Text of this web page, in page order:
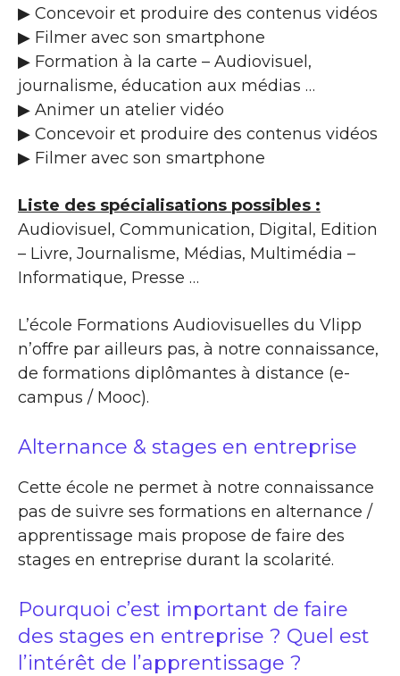
▶ Concevoir et produire des contenus vidéos
▶ Filmer avec son smartphone
▶ Formation à la carte – Audiovisuel,
journalisme, éducation aux médias …
▶ Animer un atelier vidéo
▶ Concevoir et produire des contenus vidéos
▶ Filmer avec son smartphone
Liste des spécialisations possibles :
Audiovisuel, Communication, Digital, Edition
– Livre, Journalisme, Médias, Multimédia –
Informatique, Presse …
L’école Formations Audiovisuelles du Vlipp
n’offre par ailleurs pas, à notre connaissance,
de formations diplômantes à distance (e-
campus / Mooc).
Alternance & stages en entreprise
Cette école ne permet à notre connaissance
pas de suivre ses formations en alternance /
apprentissage mais propose de faire des
stages en entreprise durant la scolarité.
Pourquoi c’est important de faire
des stages en entreprise ? Quel est
l’intérêt de l’apprentissage ?